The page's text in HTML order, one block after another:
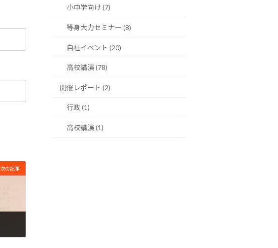
次の記事
小中学向け (7)
等身大力セミナー (8)
自社イベント (20)
高校講演 (78)
開催レポート (2)
行政 (1)
高校講演 (1)